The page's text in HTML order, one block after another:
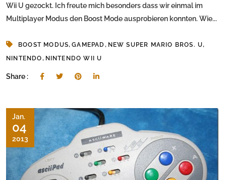
Wii U gezockt. Ich freute mich besonders dass wir einmal im
Multiplayer Modus den Boost Mode ausprobieren konnten. Wie...
BOOST MODUS,GAMEPAD, NEW SUPER MARIO BROS. U,
NINTENDO, NINTENDO WII U
Share :
Jan.
04
2013